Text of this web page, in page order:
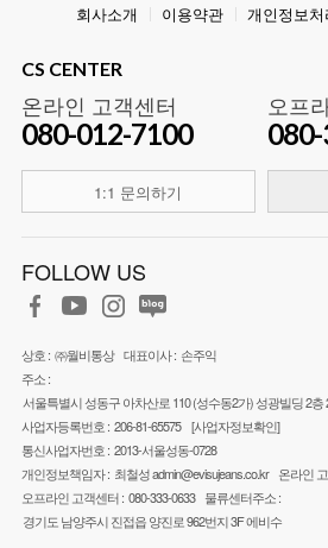
회사소개 이용약관 개인정보처
CS CENTER
온라인 고객센터
080-012-7100
1:1 문의하기
오프
FOLLOW US
상호 : ㈜월비통상 대표이사 : 손주익
주소 :
서울특별시 성동구 아차산로 110 (성수동2가) 성광빌딩 2
사업자등록번호 : 206-81-65575 [사업자정보확인]
통신사업자번호 : 2013-서울성동-0728
개인정보책임자 : 최철성admin@evisujeans.co.kr 온라인
오프라인 고객센터 : 080-333-0633 물류센터주소 :
경기도 남양주시 진접읍 양진로 962번지 3F 에비수